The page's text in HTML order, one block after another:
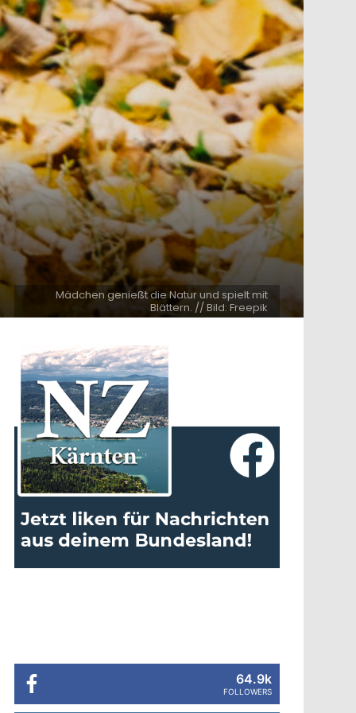
Mädchen genießt die Natur und spielt mit
Blättern. // Bild: Freepik
64.9k
FOLLOWERS